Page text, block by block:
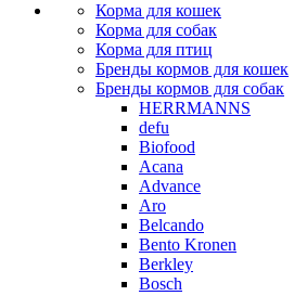
Корма для кошек
Корма для собак
Корма для птиц
Бренды кормов для кошек
Бренды кормов для собак
HERRMANNS
defu
Biofood
Acana
Аdvance
Aro
Belcando
Bento Kronen
Berkley
Bosch